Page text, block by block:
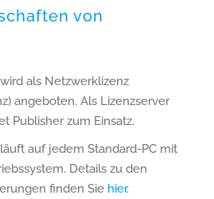
von
als Netzwerklizenz
angeboten. Als Lizenzserver
Publisher zum Einsatz.
auf jedem Standard-PC mit
Details zu den
finden Sie hier.